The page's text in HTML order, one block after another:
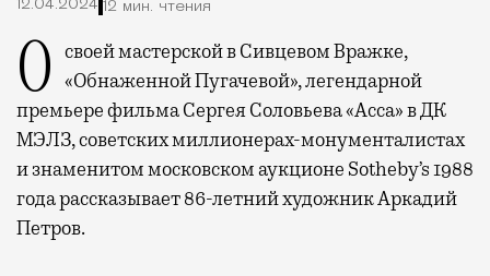
12.04.2024 12 мин. чтения
О своей мастерской в Сивцевом Вражке, «Обнаженной Пугачевой», легендарной
премьере фильма Сергея Соловьева «Асса» в ДК
МЭЛЗ, советских миллионерах-монументалистах
и знаменитом московском аукционе Sotheby’s 1988
года рассказывает 86-летний художник Аркадий
Петров.